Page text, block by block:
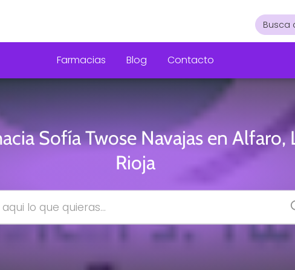
Farmacias Blog Contacto
Sofía Twose Navajas en Alfaro,
Rioja